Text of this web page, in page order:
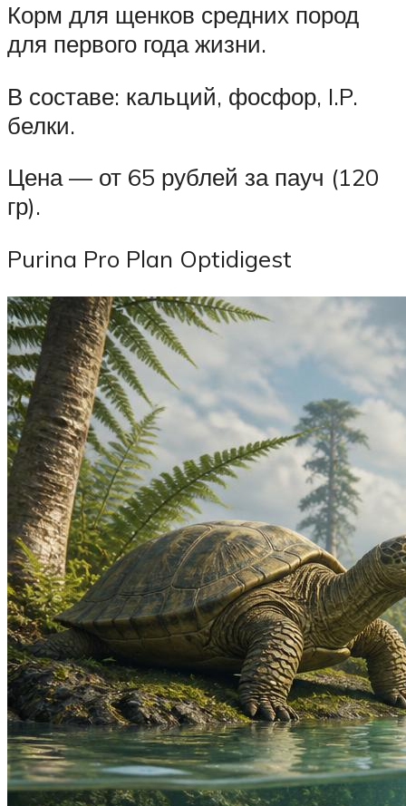
Корм для щенков средних пород
для первого года жизни.
В составе: кальций, фосфор, I.P.
белки.
Цена — от 65 рублей за пауч (120
гр).
Purina Pro Plan Optidigest